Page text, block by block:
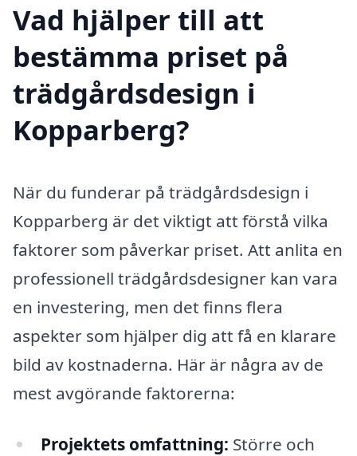
Vad hjälper till att
bestämma priset på
trädgårdsdesign i
Kopparberg?
När du funderar på trädgårdsdesign i
Kopparberg är det viktigt att förstå vilka
faktorer som påverkar priset. Att anlita en
professionell trädgårdsdesigner kan vara
en investering, men det finns flera
aspekter som hjälper dig att få en klarare
bild av kostnaderna. Här är några av de
mest avgörande faktorerna:
Projektets omfattning: Större och